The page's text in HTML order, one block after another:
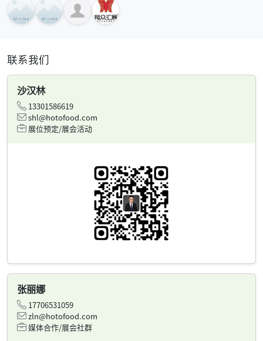
联系我们
沙汉林
13301586619
shl@hotofood.com
展位预定/展会活动
张丽娜
17706531059
zln@hotofood.com
媒体合作/展会社群